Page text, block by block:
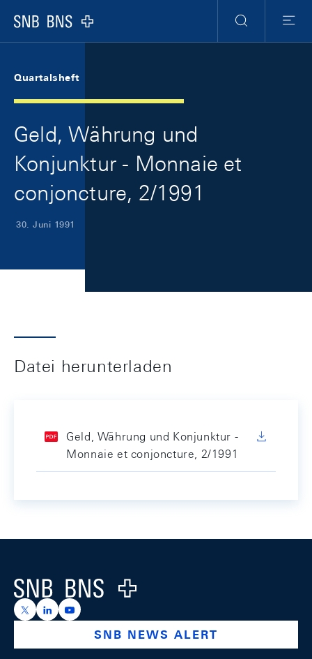
Logo
Suche
Menu
Quartalsheft
Geld, Währung und
Konjunktur - Monnaie et
conjoncture, 2/1991
30. Juni 1991
Datei herunterladen
Geld, Währung und Konjunktur -
Monnaie et conjoncture, 2/1991
Logo
https://x.com/snb_bns
https://ch.linkedin.com/company/swiss-national-
https://www.youtube.com/@swissnationalbank
SNB NEWS ALERT